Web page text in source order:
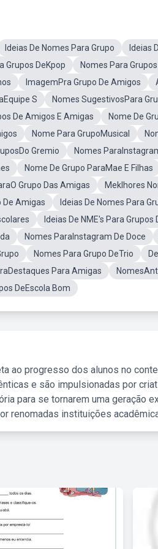
Ideias De Nomes Para Grupo
Ideias
Grupos DeKpop
Nomes Para
ImagemPra Grupo De Amigos
S
Nomes SugestivosPara
De Amigos E Amigas
Nome De
Nome Para GrupoMusical
Gremio
Nomes
Nome De Grupo ParaMae E Filhas
Grupo Das Amigas
Meklhores
De Amigas
Ideias De Nomes Para
Ideias De NME's Para Grupos
Nomes ParaInstagram De Doce
Nomes Para Grupo DeTrio
Para Amigas
DeEscola Bom
ao progresso dos alunos no
e são impulsionadas por
para se tornarem uma geração
renomadas instituições